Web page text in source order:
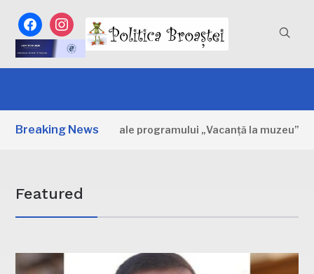
facebookinstagram
Breaking News
Primele zile ale programului „Vacanță la muzeu” 3
Featured